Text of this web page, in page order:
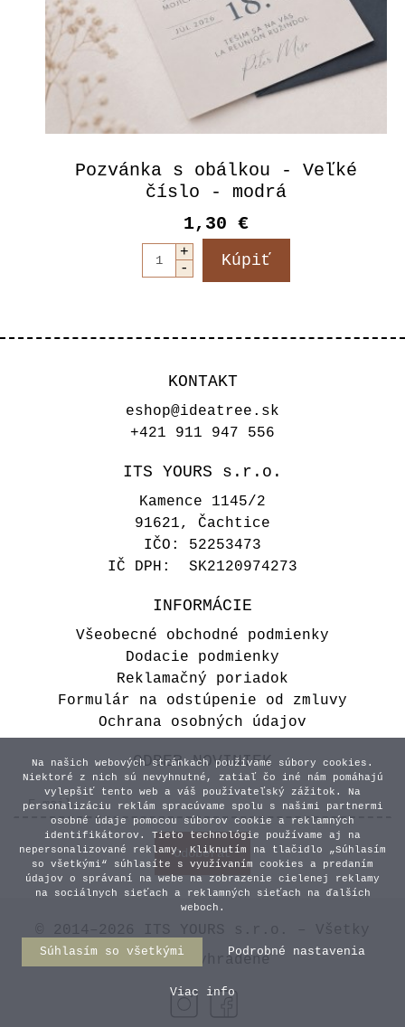
Pozvánka s obálkou - Veľké
číslo - modrá
1,30 €
KONTAKT
eshop@ideatree.sk
+421 911 947 556
ITS YOURS s.r.o.
Kamence 1145/2
91621, Čachtice
IČO: 52253473
IČ DPH: SK2120974273
INFORMÁCIE
Všeobecné obchodné podmienky
Dodacie podmienky
Reklamačný poriadok
Formulár na odstúpenie od zmluvy
Ochrana osobných údajov
ODBER NOVINIEK
práva vyhradené
Na našich webových stránkach používame súbory cookies.
Niektoré z nich sú nevyhnutné, zatiaľ čo iné nám pomáhajú
vylepšiť tento web a váš používateľský zážitok. Na
personalizáciu reklám spracúvame spolu s našimi partnermi
osobné údaje pomocou súborov cookie a reklamných
identifikátorov. Tieto technológie používame aj na
nepersonalizované reklamy. Kliknutím na tlačidlo „Súhlasím
so všetkými“ súhlasíte s využívaním cookies a predaním
údajov o správaní na webe na zobrazenie cielenej reklamy
na sociálnych sieťach a reklamných sieťach na ďalších
weboch.
Súhlasím so všetkými Podrobné nastavenia
Viac info